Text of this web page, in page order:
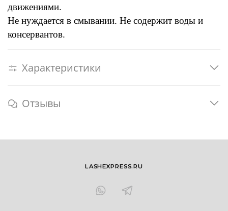
движениями.
Не нуждается в смывании. Не содержит воды и
консервантов.
Характеристики
Отзывы
LASHEXPRESS.RU